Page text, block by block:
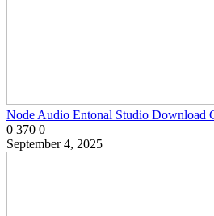
Node Audio Entonal Studio Download
0 370 0
September 4, 2025